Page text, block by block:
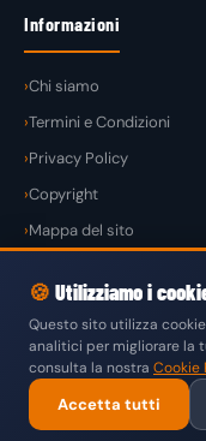
Informazioni
Chi siamo
Termini e Condizioni
Privacy Policy
Copyright
Mappa del sito
© 2026 GuconShopdi
VISA MASTERCARD
BONIFICO
🍪 Utilizziamo i
Questo sito utilizza
analitici per migliorare la
consulta la nostra Cookie
Accetta tutti